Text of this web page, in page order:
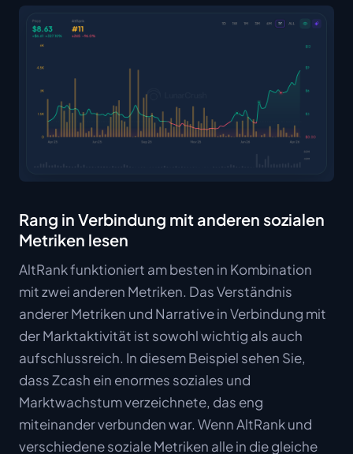
Rang in Verbindung mit anderen sozialen
Metriken lesen
AltRank funktioniert am besten in Kombination
mit zwei anderen Metriken. Das Verständnis
anderer Metriken und Narrative in Verbindung mit
der Marktaktivität ist sowohl wichtig als auch
aufschlussreich. In diesem Beispiel sehen Sie,
dass Zcash ein enormes soziales und
Marktwachstum verzeichnete, das eng
miteinander verbunden war. Wenn AltRank und
verschiedene soziale Metriken alle in die gleiche